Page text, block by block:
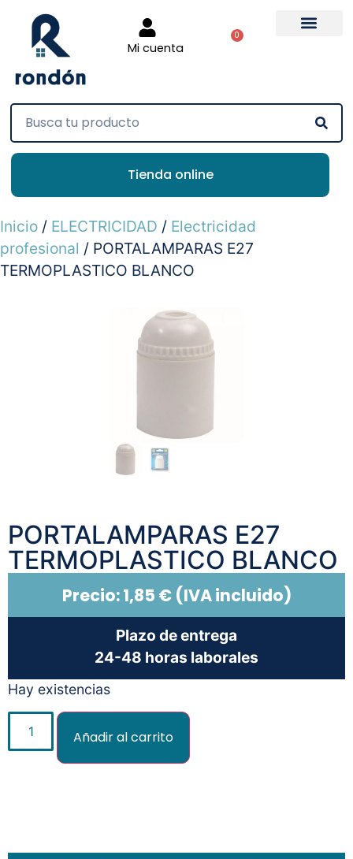
Mi cuenta
0
Tienda online
Inicio / ELECTRICIDAD / Electricidad
profesional / PORTALAMPARAS E27
TERMOPLASTICO BLANCO
PORTALAMPARAS E27
TERMOPLASTICO BLANCO
Precio:1,85 €(IVA incluido)
Plazo de entrega
24-48 horas laborales
Hay existencias
Añadir al carrito